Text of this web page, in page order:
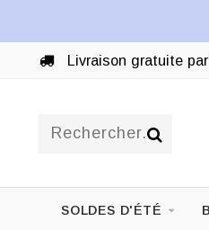
Livraison gratuite
SOLDES D'ÉTÉ